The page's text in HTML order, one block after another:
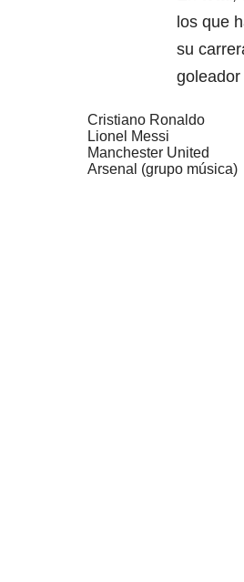
los que
su
Cristiano Ronaldo
Lionel Messi
Manchester United
Arsenal (grupo música)